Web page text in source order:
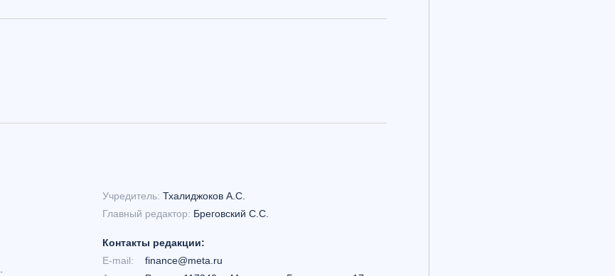
Учредитель: Тхалиджоков А.С.
Главный редактор: Бреговский С.С.
Контакты редакции:
E-mail:
finance@meta.ru